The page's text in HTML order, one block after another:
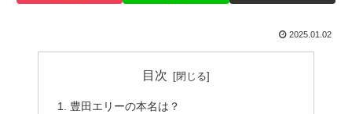
2025.01.02
目次
豊田エリーの本名は？